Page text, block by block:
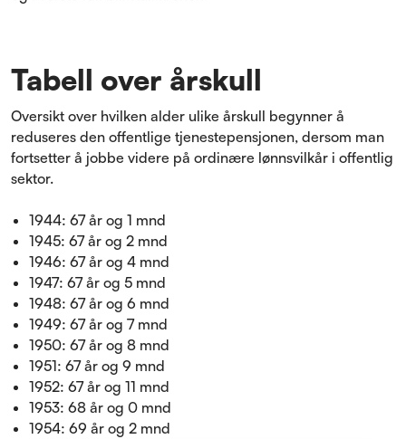
Tabell over årskull
Oversikt over hvilken alder ulike årskull begynner å
reduseres den offentlige tjenestepensjonen, dersom man
fortsetter å jobbe videre på ordinære lønnsvilkår i offentlig
sektor.
1944: 67 år og 1 mnd
1945: 67 år og 2 mnd
1946: 67 år og 4 mnd
1947: 67 år og 5 mnd
1948: 67 år og 6 mnd
1949: 67 år og 7 mnd
1950: 67 år og 8 mnd
1951: 67 år og 9 mnd
1952: 67 år og 11 mnd
1953: 68 år og 0 mnd
1954: 69 år og 2 mnd